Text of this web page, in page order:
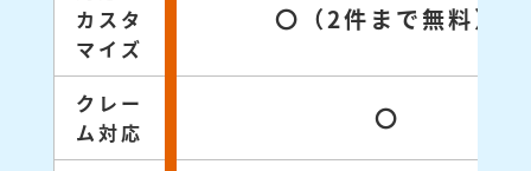
カスタ
マイズ
〇（2件まで無料）
クレー
ム対応
〇